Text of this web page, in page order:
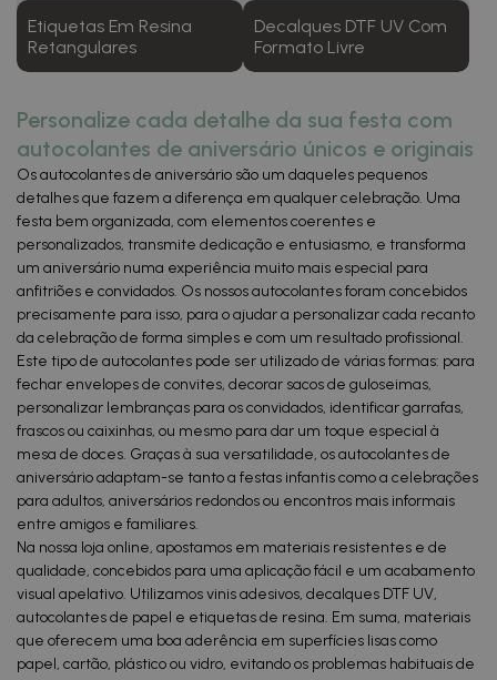
Etiquetas Em Resina
Retangulares
Decalques DTF UV Com
Formato Livre
Personalize cada detalhe da sua festa com
autocolantes de aniversário únicos e originais
Os autocolantes de aniversário são um daqueles pequenos
detalhes que fazem a diferença em qualquer celebração. Uma
festa bem organizada, com elementos coerentes e
personalizados, transmite dedicação e entusiasmo, e transforma
um aniversário numa experiência muito mais especial para
anfitriões e convidados. Os nossos autocolantes foram concebidos
precisamente para isso, para o ajudar a personalizar cada recanto
da celebração de forma simples e com um resultado profissional.
Este tipo de autocolantes pode ser utilizado de várias formas: para
fechar envelopes de convites, decorar sacos de guloseimas,
personalizar lembranças para os convidados, identificar garrafas,
frascos ou caixinhas, ou mesmo para dar um toque especial à
mesa de doces. Graças à sua versatilidade, os autocolantes de
aniversário adaptam-se tanto a festas infantis como a celebrações
para adultos, aniversários redondos ou encontros mais informais
entre amigos e familiares.
Na nossa loja online, apostamos em materiais resistentes e de
qualidade, concebidos para uma aplicação fácil e um acabamento
visual apelativo. Utilizamos vinis adesivos, decalques DTF UV,
autocolantes de papel e etiquetas de resina. Em suma, materiais
que oferecem uma boa aderência em superfícies lisas como
papel, cartão, plástico ou vidro, evitando os problemas habituais de